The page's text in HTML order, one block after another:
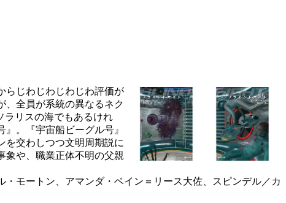
らじわじわじわじわ評価が
、全員が系統の異なるネク
ラリスの海でもあるけれ
。『宇宙船ビーグル号』
を交わしつつ文明周期説に
象や、職業正体不明の父親
モートン、アマンダ・ベイン＝リース大佐、スピンデル／カ